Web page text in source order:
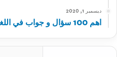
ديسمبر 1, 2020
اهم 100 سؤال و جواب في اللغة الانجليزية مترجمة